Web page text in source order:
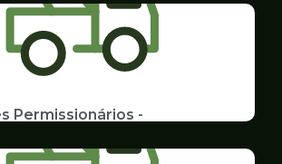
Permissionários -
Requerimento e Transferência